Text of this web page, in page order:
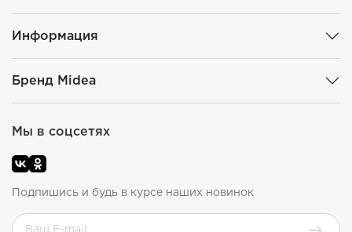
Информация
Бренд Midea
Мы в соцсетях
Подпишись и будь в курсе наших новинок